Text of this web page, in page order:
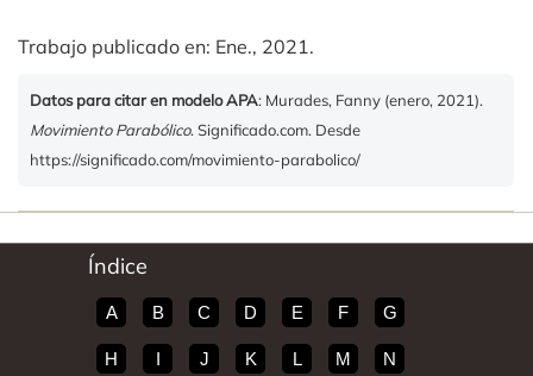
Trabajo publicado en: Ene., 2021.
Datos para citar en modelo APA: Murades, Fanny (enero, 2021).
Movimiento Parabólico. Significado.com. Desde
https://significado.com/movimiento-parabolico/
Índice
A B C D E F G
H I J K L M N